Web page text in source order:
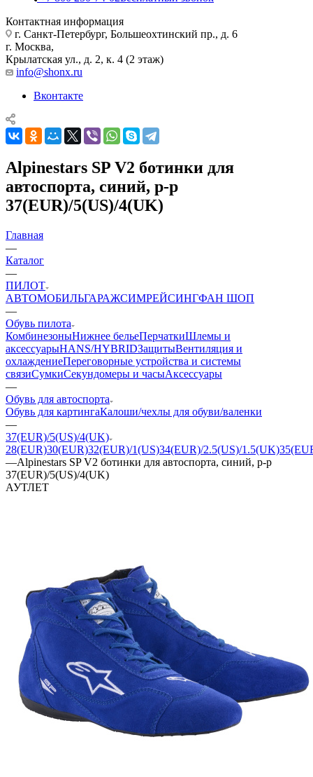
Контактная информация
г. Санкт-Петербург, Большеохтинский пр., д. 6
г. Москва,
Крылатская ул., д. 2, к. 4 (2 этаж)
info@shonx.ru
Вконтакте
Alpinestars SP V2 ботинки для
автоспорта, синий, р-р
37(EUR)/5(US)/4(UK)
Главная
—
Каталог
—
ПИЛОТ
АВТОМОБИЛЬГАРАЖСИМРЕЙСИНГФАН ШОП
—
Обувь пилота
КомбинезоныНижнее бельеПерчаткиШлемы и
аксессуарыHANS/HYBRIDЗащитыВентиляция и
охлаждениеПереговорные устройства и системы
связиСумкиСекундомеры и часыАксессуары
—
Обувь для автоспорта
Обувь для картингаКалоши/чехлы для обуви/валенки
—
37(EUR)/5(US)/4(UK)
28(EUR)30(EUR)32(EUR)/1(US)34(EUR)/2.5(US)/1.5(UK)
—Alpinestars SP V2 ботинки для автоспорта, синий, р-р
37(EUR)/5(US)/4(UK)
АУТЛЕТ